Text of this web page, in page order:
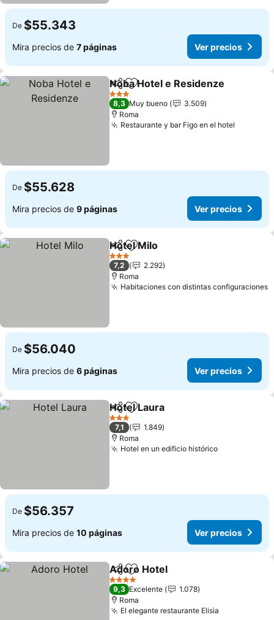
De $55.343
Mira precios de 7 páginas Ver precios
CompartirAgregar a favoritos
Noba Hotel e Residenze
3 Estrellas
8,3 Muy bueno
3.509
Roma
Restaurante y bar Figo en el hotel
De $55.628
Mira precios de 9 páginas Ver precios
CompartirAgregar a favoritos
Hotel Milo
3 Estrellas
7,2
2.292
Roma
Habitaciones con distintas configuraciones
De $56.040
Mira precios de 6 páginas Ver precios
CompartirAgregar a favoritos
Hotel Laura
3 Estrellas
7,1
1.849
Roma
Hotel en un edificio históricoVer precios
De $56.357
Mira precios de 10 páginas Ver precios
CompartirAgregar a favoritos
Adoro Hotel
4 Estrellas
9,3 Excelente
1.078
Roma
El elegante restaurante Elisia